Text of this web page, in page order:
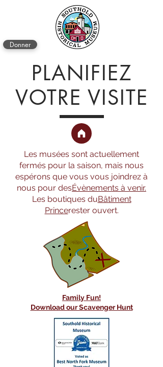
Donner
PLANIFIEZ
VOTRE VISITE
Les musées sont actuellement
fermés pour la saison, mais nous
espérons que vous vous joindrez à
nous pour desÉvènements à venir.
Les boutiques duBâtiment
Princerester ouvert.
Family Fun!
Download our Scavenger Hunt